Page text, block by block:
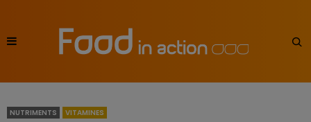
NUTRIMENTS VITAMINES